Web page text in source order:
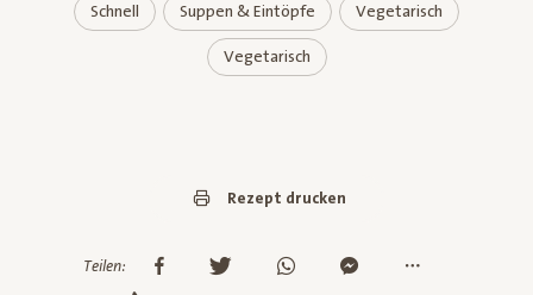
Schnell Suppen & Eintöpfe Vegetarisch
Vegetarisch
Rezept drucken
Teilen: